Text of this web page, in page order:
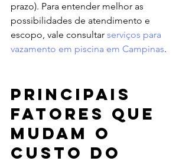
prazo). Para entender melhor as
possibilidades de atendimento e
escopo, vale consultar serviços para
vazamento em piscina em Campinas.
Principais
fatores que
mudam o
custo do